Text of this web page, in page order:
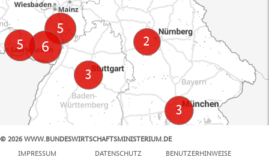
© 2026 WWW.BUNDESWIRTSCHAFTSMINISTERIUM.DE
IMPRESSUM
DATENSCHUTZ BENUTZERHINWEISE